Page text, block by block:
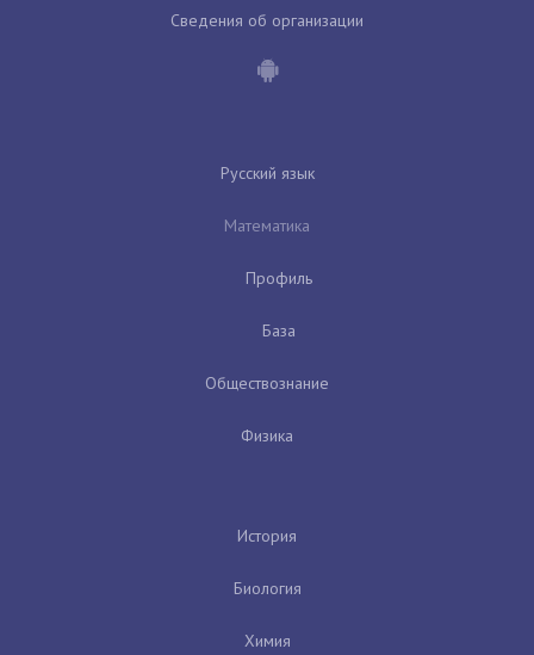
Сведения об организации
Русский язык
Математика
Профиль
База
Обществознание
Физика
История
Биология
Химия